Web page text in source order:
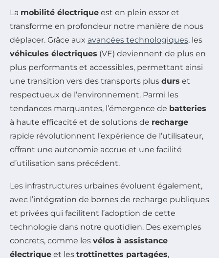
La mobilité électrique est en plein essor et
transforme en profondeur notre manière de nous
déplacer. Grâce aux avancées technologiques, les
véhicules électriques (VE) deviennent de plus en
plus performants et accessibles, permettant ainsi
une transition vers des transports plus durs et
respectueux de l’environnement. Parmi les
tendances marquantes, l’émergence de batteries
à haute efficacité et de solutions de recharge
rapide révolutionnent l’expérience de l’utilisateur,
offrant une autonomie accrue et une facilité
d’utilisation sans précédent.
Les infrastructures urbaines évoluent également,
avec l’intégration de bornes de recharge publiques
et privées qui facilitent l’adoption de cette
technologie dans notre quotidien. Des exemples
concrets, comme les vélos à assistance
électrique et les trottinettes partagées,